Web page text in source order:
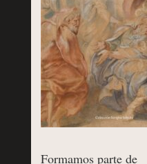
Formamos parte de